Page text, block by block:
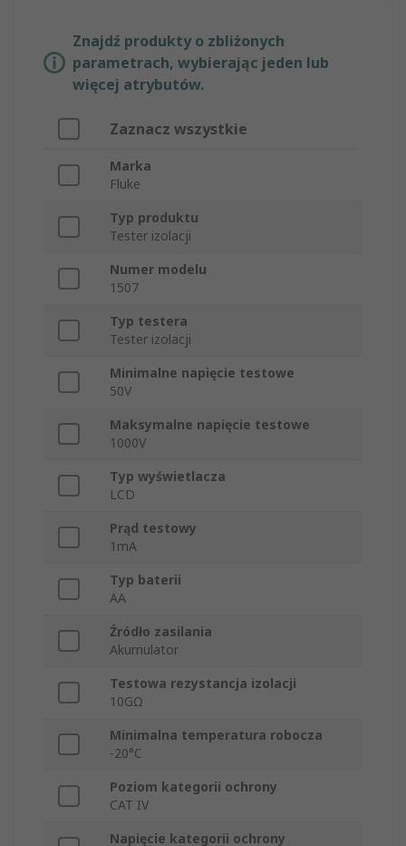
Znajdź produkty o zbliżonych
parametrach, wybierając jeden lub
więcej atrybutów.
Zaznacz wszystkie
Marka
Fluke
Typ produktu
Tester izolacji
Numer modelu
1507
Typ testera
Tester izolacji
Minimalne napięcie testowe
50V
Maksymalne napięcie testowe
1000V
Typ wyświetlacza
LCD
Prąd testowy
1mA
Typ baterii
AA
Źródło zasilania
Akumulator
Testowa rezystancja izolacji
10GΩ
Minimalna temperatura robocza
-20°C
Poziom kategorii ochrony
CAT IV
Napięcie kategorii ochrony